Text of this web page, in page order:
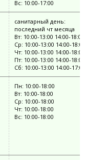
Вс: 10:00-17:00
санитарный день:
последний чт месяца
Вт: 10:00-13:00 14:00-18:00
Ср: 10:00-13:00 14:00-18:00
Чт: 10:00-13:00 14:00-18:00
Пт: 10:00-13:00 14:00-18:00
Сб: 10:00-13:00 14:00-17:00
Пн: 10:00-18:00
Вт: 10:00-18:00
Ср: 10:00-18:00
Чт: 10:00-18:00
Вс: 10:00-18:00